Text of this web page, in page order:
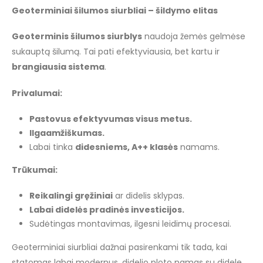
Geoterminiai šilumos siurbliai – šildymo elitas
Geoterminis šilumos siurblys naudoja žemės gelmėse
sukauptą šilumą. Tai pati efektyviausia, bet kartu ir
brangiausia sistema.
Privalumai:
Pastovus efektyvumas visus metus.
Ilgaamžiškumas.
Labai tinka didesniems, A++ klasėsnamams.
Trūkumai:
Reikalingi gręžiniaiar didelis sklypas.
Labai didelės pradinės investicijos.
Sudėtingas montavimas, ilgesni leidimų procesai.
Geoterminiai siurbliai dažnai pasirenkami tik tada, kai